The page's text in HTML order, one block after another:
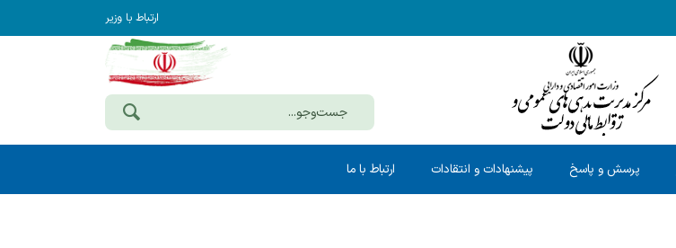
ارتباط با وزیر
پرسش و پاسخ پیشنهادات و انتقادات ارتباط با ما